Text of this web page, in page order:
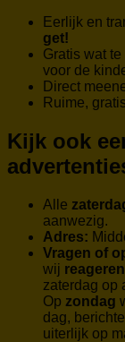
Eerlijk en
get!
Gratis wat
voor de
Direct
Ruime,
Kijk ook
Alle
aanwezig.
Adres:
Vragen of
wij reageren
zaterdag op
Op zondag
dag,
uiterlijk op